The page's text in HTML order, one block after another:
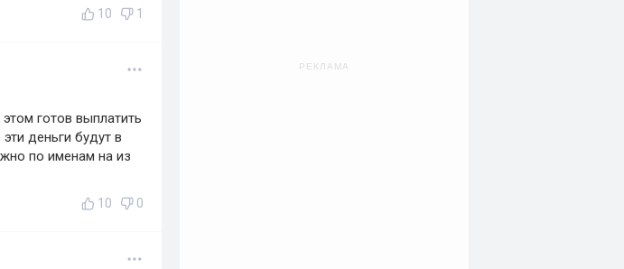
10 1
готов выплатить
деньги будут в
по именам на из
10 0